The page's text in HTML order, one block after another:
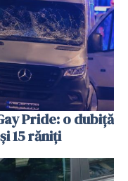
Pride: o dubiță
15 răniți